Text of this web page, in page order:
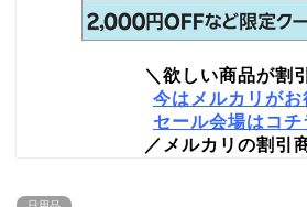
＼欲しい商品が割
今はメルカリがお
セール会場はコチ
／メルカリの割引